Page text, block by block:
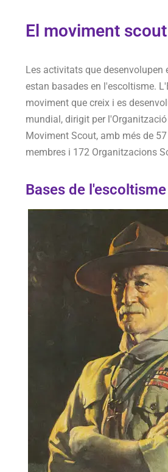
El moviment
Les activitats que desenvolupen
estan basades en l'escoltisme.
moviment que creix i es
mundial, dirigit per
Moviment Scout, amb més de
membres i 172 Organitzacions
Bases de l'escoltisme